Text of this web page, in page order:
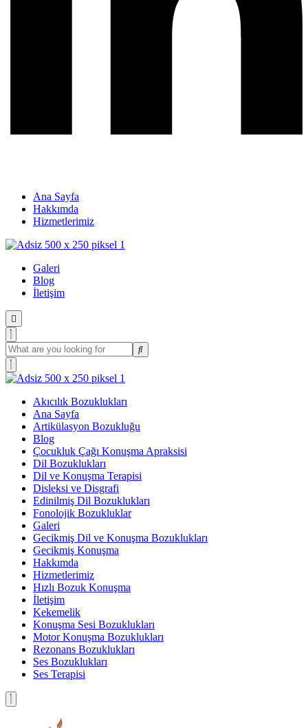
Ana Sayfa
Hakkımda
Hizmetlerimiz
Galeri
Blog
İletişim
Akıcılık Bozuklukları
Ana Sayfa
Artikülasyon Bozukluğu
Blog
Çocukluk Çağı Konuşma Apraksisi
Dil Bozuklukları
Dil ve Konuşma Terapisi
Disleksi ve Disgrafi
Edinilmiş Dil Bozuklukları
Fonolojik Bozukluklar
Galeri
Gecikmiş Dil ve Konuşma Bozuklukları
Gecikmiş Konuşma
Hakkımda
Hizmetlerimiz
Hızlı Bozuk Konuşma
İletişim
Kekemelik
Konuşma Sesi Bozuklukları
Motor Konuşma Bozuklukları
Rezonans Bozuklukları
Ses Bozuklukları
Ses Terapisi